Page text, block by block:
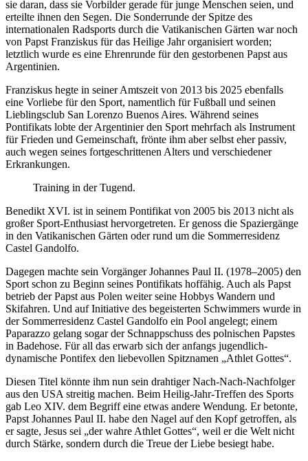
sie daran, dass sie Vorbilder gerade für junge Menschen seien, und
erteilte ihnen den Segen. Die Sonderrunde der Spitze des
internationalen Radsports durch die Vatikanischen Gärten war noch
von Papst Franziskus für das Heilige Jahr organisiert worden;
letztlich wurde es eine Ehrenrunde für den gestorbenen Papst aus
Argentinien.
Franziskus hegte in seiner Amtszeit von 2013 bis 2025 ebenfalls
eine Vorliebe für den Sport, namentlich für Fußball und seinen
Lieblingsclub San Lorenzo Buenos Aires. Während seines
Pontifikats lobte der Argentinier den Sport mehrfach als Instrument
für Frieden und Gemeinschaft, frönte ihm aber selbst eher passiv,
auch wegen seines fortgeschrittenen Alters und verschiedener
Erkrankungen.
Training in der Tugend.
Benedikt XVI. ist in seinem Pontifikat von 2005 bis 2013 nicht als
großer Sport-Enthusiast hervorgetreten. Er genoss die Spaziergänge
in den Vatikanischen Gärten oder rund um die Sommerresidenz
Castel Gandolfo.
Dagegen machte sein Vorgänger Johannes Paul II. (1978–2005) den
Sport schon zu Beginn seines Pontifikats hoffähig. Auch als Papst
betrieb der Papst aus Polen weiter seine Hobbys Wandern und
Skifahren. Und auf Initiative des begeisterten Schwimmers wurde in
der Sommerresidenz Castel Gandolfo ein Pool angelegt; einem
Paparazzo gelang sogar der Schnappschuss des polnischen Papstes
in Badehose. Für all das erwarb sich der anfangs jugendlich-
dynamische Pontifex den liebevollen Spitznamen „Athlet Gottes“.
Diesen Titel könnte ihm nun sein drahtiger Nach-Nach-Nachfolger
aus den USA streitig machen. Beim Heilig-Jahr-Treffen des Sports
gab Leo XIV. dem Begriff eine etwas andere Wendung. Er betonte,
Papst Johannes Paul II. habe den Nagel auf den Kopf getroffen, als
er sagte, Jesus sei „der wahre Athlet Gottes“, weil er die Welt nicht
durch Stärke, sondern durch die Treue der Liebe besiegt habe.